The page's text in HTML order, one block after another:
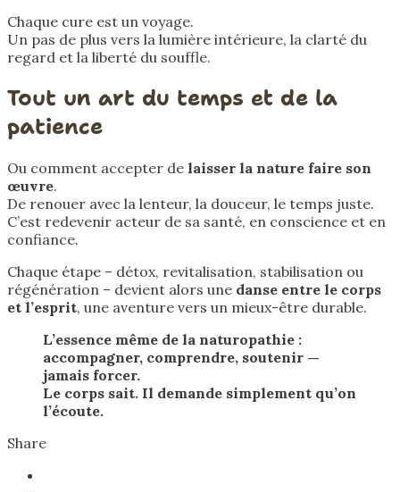
Chaque cure est un voyage.
Un pas de plus vers la lumière intérieure, la clarté du
regard et la liberté du souffle.
Tout un art du temps et de la
patience
Ou comment accepter de laisser la nature faire son
œuvre.
De renouer avec la lenteur, la douceur, le temps juste.
C’est redevenir acteur de sa santé, en conscience et en
confiance.
Chaque étape – détox, revitalisation, stabilisation ou
régénération – devient alors une danse entre le corps
et l’esprit, une aventure vers un mieux-être durable.
L’essence même de la naturopathie :
accompagner, comprendre, soutenir —
jamais forcer.
Le corps sait. Il demande simplement qu’on
l’écoute.
Share